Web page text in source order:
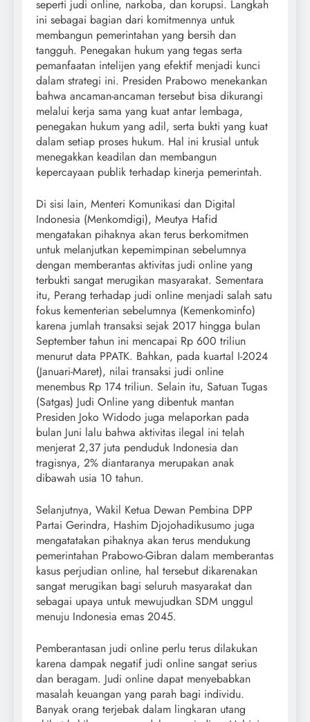
seperti judi online, narkoba, dan korupsi. Langkah
ini sebagai bagian dari komitmennya untuk
membangun pemerintahan yang bersih dan
tangguh. Penegakan hukum yang tegas serta
pemanfaatan intelijen yang efektif menjadi kunci
dalam strategi ini. Presiden Prabowo menekankan
bahwa ancaman-ancaman tersebut bisa dikurangi
melalui kerja sama yang kuat antar lembaga,
penegakan hukum yang adil, serta bukti yang kuat
dalam setiap proses hukum. Hal ini krusial untuk
menegakkan keadilan dan membangun
kepercayaan publik terhadap kinerja pemerintah.
Di sisi lain, Menteri Komunikasi dan Digital
Indonesia (Menkomdigi), Meutya Hafid
mengatakan pihaknya akan terus berkomitmen
untuk melanjutkan kepemimpinan sebelumnya
dengan memberantas aktivitas judi online yang
terbukti sangat merugikan masyarakat. Sementara
itu, Perang terhadap judi online menjadi salah satu
fokus kementerian sebelumnya (Kemenkominfo)
karena jumlah transaksi sejak 2017 hingga bulan
September tahun ini mencapai Rp 600 triliun
menurut data PPATK. Bahkan, pada kuartal I-2024
(Januari-Maret), nilai transaksi judi online
menembus Rp 174 triliun. Selain itu, Satuan Tugas
(Satgas) Judi Online yang dibentuk mantan
Presiden Joko Widodo juga melaporkan pada
bulan Juni lalu bahwa aktivitas ilegal ini telah
menjerat 2,37 juta penduduk Indonesia dan
tragisnya, 2% diantaranya merupakan anak
dibawah usia 10 tahun.
Selanjutnya, Wakil Ketua Dewan Pembina DPP
Partai Gerindra, Hashim Djojohadikusumo juga
mengatatakan pihaknya akan terus mendukung
pemerintahan Prabowo-Gibran dalam memberantas
kasus perjudian online, hal tersebut dikarenakan
sangat merugikan bagi seluruh masyarakat dan
sebagai upaya untuk mewujudkan SDM unggul
menuju Indonesia emas 2045.
Pemberantasan judi online perlu terus dilakukan
karena dampak negatif judi online sangat serius
dan beragam. Judi online dapat menyebabkan
masalah keuangan yang parah bagi individu.
Banyak orang terjebak dalam lingkaran utang